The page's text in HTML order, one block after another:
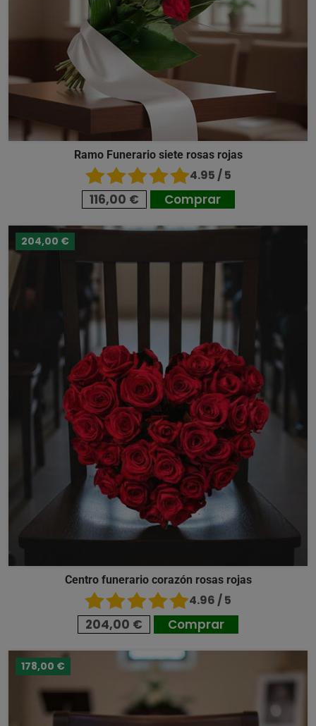
Ramo Funerario siete rosas rojas
4.95 / 5
116,00 € Comprar
204,00 €
Centro funerario corazón rosas rojas
4.96 / 5
204,00 € Comprar
178,00 €